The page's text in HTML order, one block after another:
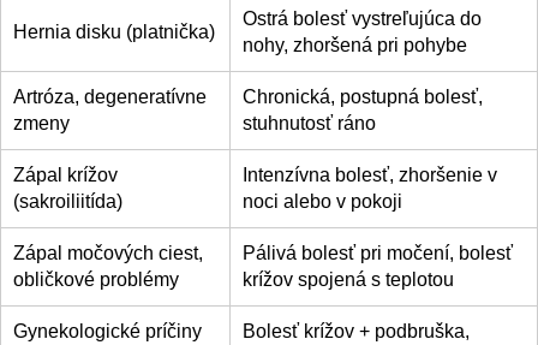
Hernia disku (platnička)
Ostrá bolesť vystreľujúca do
nohy, zhoršená pri pohybe
Artróza, degeneratívne
zmeny
Chronická, postupná bolesť,
stuhnutosť ráno
Zápal krížov
(sakroiliitída)
Intenzívna bolesť, zhoršenie v
noci alebo v pokoji
Zápal močových ciest,
obličkové problémy
Pálivá bolesť pri močení, bolesť
krížov spojená s teplotou
Gynekologické príčiny
Bolesť krížov + podbruška,